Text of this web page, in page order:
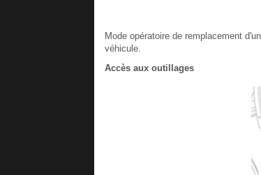
Mode opératoire de remplacement
véhicule.
Accès aux outillages